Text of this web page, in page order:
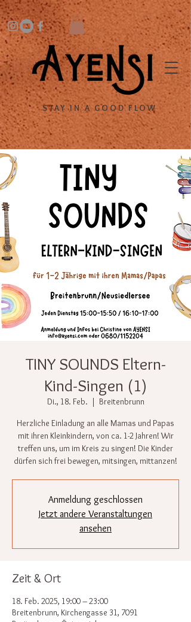
STAY IN A GOOD FLOW
TINY SOUNDS Eltern-
Kind-Singen (1)
Di., 18. Feb.
  |
Breitenbrunn
Herzliche Einladung an alle Mamas und Papas
mit ihren Kleinkindern, von ca. 1-2 Jahren! Wir
treffen uns, um im Kreis zu singen! Die Kinder
dürfen sich frei bewegen, mitsingen, mittanzen!
Anmeldung geschlossen
Jetzt andere Veranstaltungen
ansehen
Zeit & Ort
18. Feb. 2025, 19:00 – 23:00
Breitenbrunn, Kirchengasse 31, 7091